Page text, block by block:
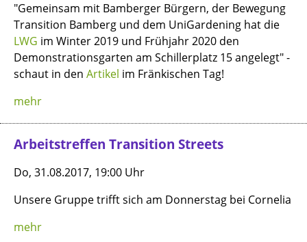
"Gemeinsam mit Bamberger Bürgern, der Bewegung
Transition Bamberg und dem UniGardening hat die
LWG im Winter 2019 und Frühjahr 2020 den
Demonstrationsgarten am Schillerplatz 15 angelegt" -
schaut in den Artikel im Fränkischen Tag!
mehr
Arbeitstreffen Transition Streets
Do, 31.08.2017, 19:00 Uhr
Unsere Gruppe trifft sich am Donnerstag bei Cornelia
mehr